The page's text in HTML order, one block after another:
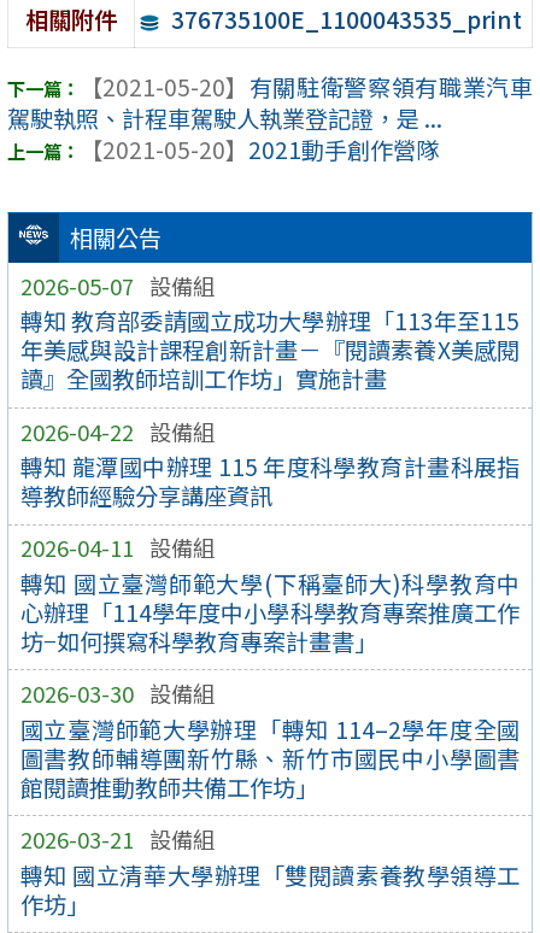
相關公告
2026-05-07 設備組
轉知 教育部委請國立成功大學辦理「113年至115
年美感與設計課程創新計畫－『閱讀素養X美感閱
讀』全國教師培訓工作坊」實施計畫
2026-04-22 設備組
轉知 龍潭國中辦理 115 年度科學教育計畫科展指
導教師經驗分享講座資訊
2026-04-11 設備組
轉知 國立臺灣師範大學(下稱臺師大)科學教育中
心辦理「114學年度中小學科學教育專案推廣工作
坊−如何撰寫科學教育專案計畫書」
2026-03-30 設備組
國立臺灣師範大學辦理「轉知 114–2學年度全國
圖書教師輔導團新竹縣、新竹市國民中小學圖書
館閱讀推動教師共備工作坊」
2026-03-21 設備組
轉知 國立清華大學辦理「雙閱讀素養教學領導工
作坊」
相關附件 376735100E_1100043535_print
【2021-05-20】 有關駐衛警察領有職業汽車
駕駛執照、計程車駕駛人執業登記證，是 ...
【2021-05-20】 2021動手創作營隊